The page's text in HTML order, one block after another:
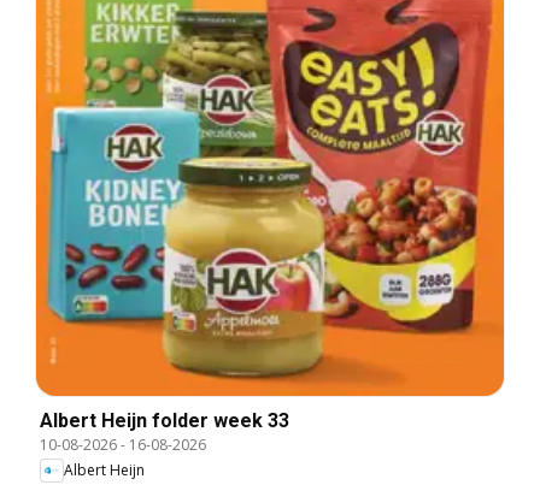
Albert Heijn folder week 33
10-08-2026- 16-08-2026
Albert Heijn